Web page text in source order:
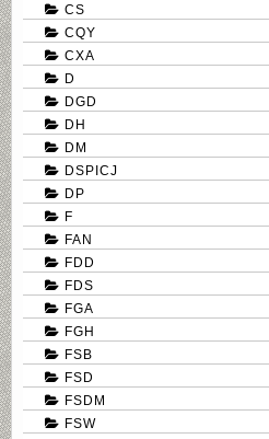
CS
CQY
CXA
D
DGD
DH
DM
DSPICJ
DP
F
FAN
FDD
FDS
FGA
FGH
FSB
FSD
FSDM
FSW